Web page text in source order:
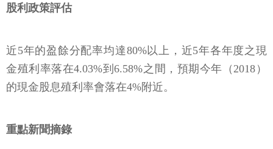
股利政策評估
近5年的盈餘分配率均達80%以上，近5年各年度之現
金殖利率落在4.03%到6.58%之間，預期今年（2018）
的現金股息殖利率會落在4%附近。
重點新聞摘錄